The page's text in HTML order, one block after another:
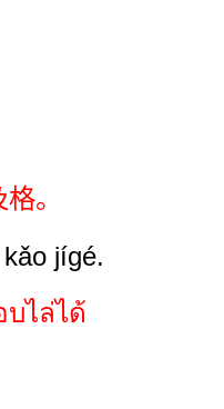
。
jígé.
ไล่ได้